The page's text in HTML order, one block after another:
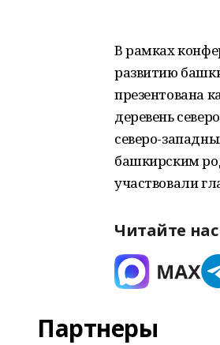
В рамках
развитию
презентована
деревень
северо-
башкирским
участвовали
Читайте нас
Партнеры